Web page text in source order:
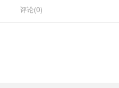
评论(0)